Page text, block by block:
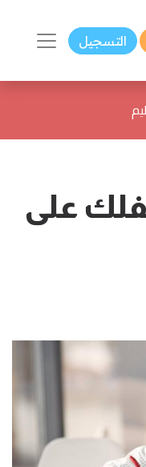
التسجيل
على